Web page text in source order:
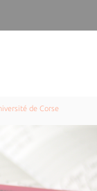
de Corse